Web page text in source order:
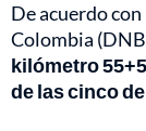
De acuerdo
Colombia
kilómetro
de las cinco